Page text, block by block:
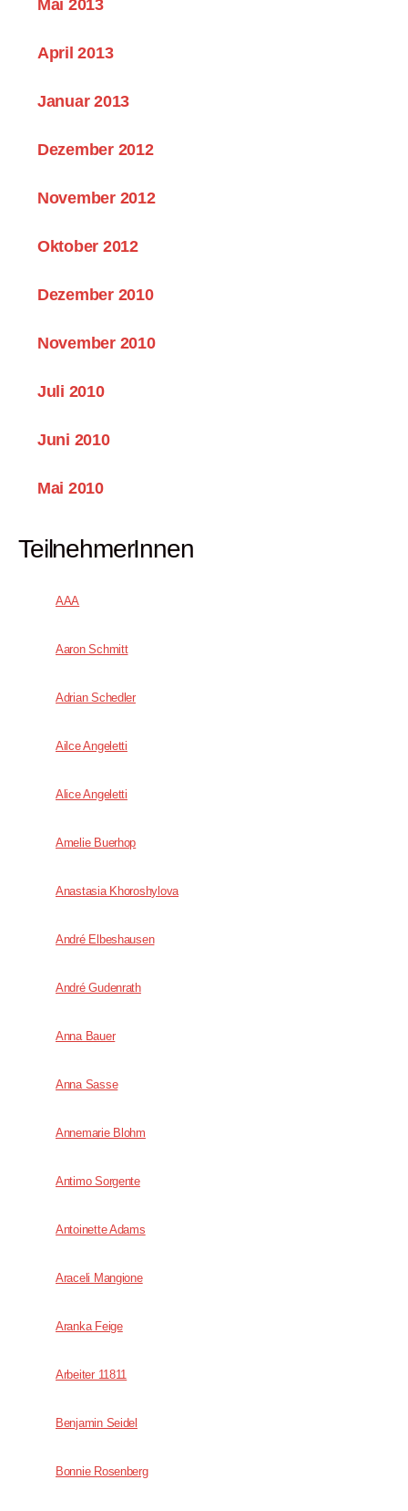
Mai 2013
April 2013
Januar 2013
Dezember 2012
November 2012
Oktober 2012
Dezember 2010
November 2010
Juli 2010
Juni 2010
Mai 2010
TeilnehmerInnen
AAA
Aaron Schmitt
Adrian Schedler
Ailce Angeletti
Alice Angeletti
Amelie Buerhop
Anastasia Khoroshylova
André Elbeshausen
André Gudenrath
Anna Bauer
Anna Sasse
Annemarie Blohm
Antimo Sorgente
Antoinette Adams
Araceli Mangione
Aranka Feige
Arbeiter 11811
Benjamin Seidel
Bonnie Rosenberg